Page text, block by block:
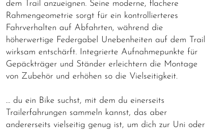
dem Trail anzueignen. Seine moderne, flachere
Rahmengeometrie sorgt für ein kontrollierteres
Fahrverhalten auf Abfahrten, während die
höherwertige Federgabel Unebenheiten auf dem Trail
wirksam entschärft. Integrierte Aufnahmepunkte für
Gepäckträger und Ständer erleichtern die Montage
von Zubehör und erhöhen so die Vielseitigkeit.
… du ein Bike suchst, mit dem du einerseits
Trailerfahrungen sammeln kannst, das aber
andererseits vielseitig genug ist, um dich zur Uni oder